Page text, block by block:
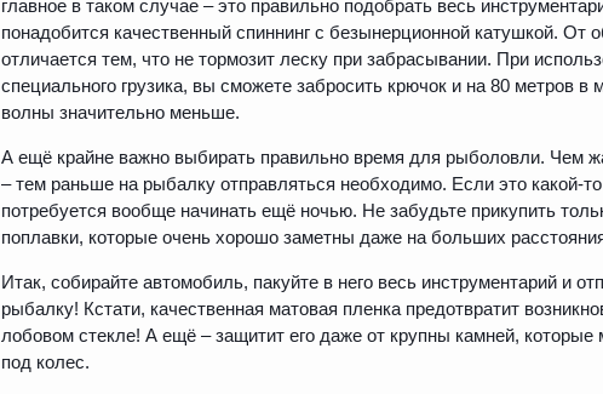
главное в таком случае – это правильно подобрать весь
понадобится качественный спиннинг с безынерционной катушкой. От
отличается тем, что не тормозит леску при забрасывании. При
специального грузика, вы сможете забросить крючок и на 80 метров в
волны значительно меньше.
А ещё крайне важно выбирать правильно время для рыболовли. Чем
– тем раньше на рыбалку отправляться необходимо. Если это какой-то
потребуется вообще начинать ещё ночью. Не забудьте прикупить
поплавки, которые очень хорошо заметны даже на больших
Итак, собирайте автомобиль, пакуйте в него весь инструментарий и
рыбалку! Кстати, качественная матовая пленка предотвратит
лобовом стекле! А ещё – защитит его даже от крупны камней, которые
под колес.